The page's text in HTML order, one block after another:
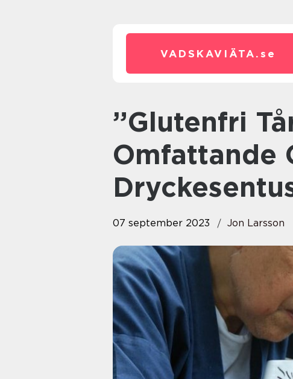
VADSKAVIÄTA. se
”Glutenfri Tårta Recept: En
Omfattande
07 september 2023 Jon Larsson